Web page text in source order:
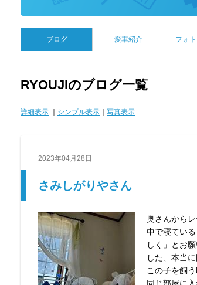
ブログ 愛車紹介 フォ
RYOUJIのブログ一覧
詳細表示 シンプル表示 写真表示
2023年04月28日
さみしがりやさん
奥さんから
中で寝てい
しく」とお
した、本当
この子を飼